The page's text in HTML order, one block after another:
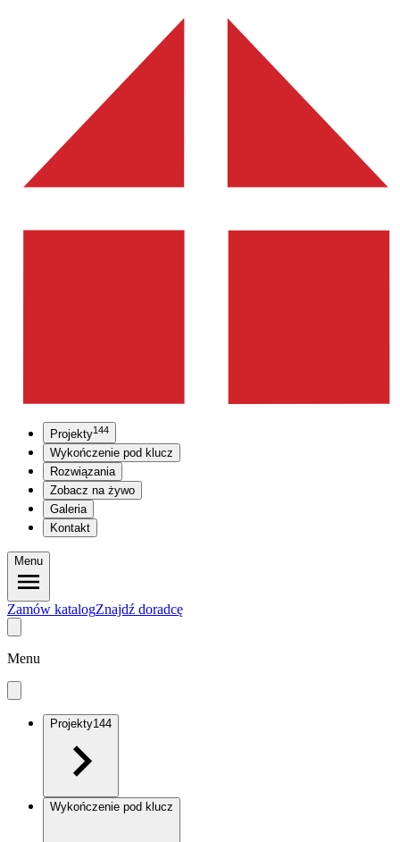
Projekty144
Wykończenie pod klucz
Rozwiązania
Zobacz na żywo
Galeria
Kontakt
Menu
Zamów katalogZnajdź doradcę
Menu
Projekty144
Wykończenie pod klucz